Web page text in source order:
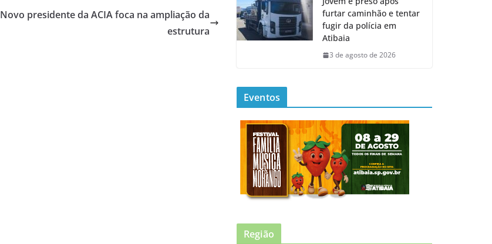
Novo presidente da ACIA foca na ampliação da
estrutura
furtar caminhão e tentar
fugir da polícia em
Atibaia
3 de agosto de 2026
Eventos
Região